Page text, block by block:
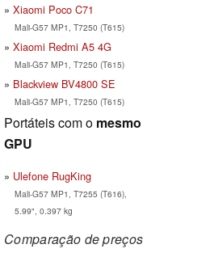
Xiaomi Poco C71
Mali-G57 MP1, T7250 (T615)
Xiaomi Redmi A5 4G
Mali-G57 MP1, T7250 (T615)
Blackview BV4800 SE
Mali-G57 MP1, T7250 (T615)
Portáteis com o mesmo
GPU
Ulefone RugKing
Mali-G57 MP1, T7255 (T616),
5.99", 0.397 kg
Comparação de preços